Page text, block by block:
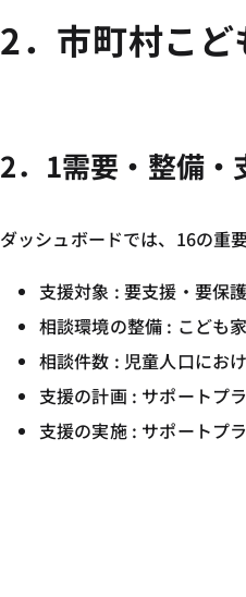
2．市町村こ
2．1需要・整備・
ダッシュボードでは、16の重
支援対象 : 要支援・要保
相談環境の整備 : こども
相談件数 : 児童人口にお
支援の計画 : サポートプ
支援の実施 : サポートプ